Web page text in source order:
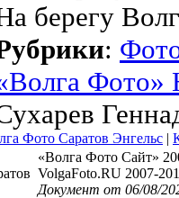
берегу
:
Фото»
Фото Саратов Энгельс |
«Волга Фото Сайт»
VolgaFoto.RU 2007-
Документ от 06/08/